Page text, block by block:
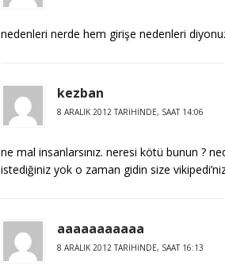
nedenleri nerde hem girişe nedenleri
kezban
8 ARALIK 2012 TARIHINDE, SAAT 14:06
ne mal insanlarsınız. neresi kötü bunun ?
istediğiniz yok o zaman gidin size
aaaaaaaaaaa
8 ARALIK 2012 TARIHINDE, SAAT 16:13